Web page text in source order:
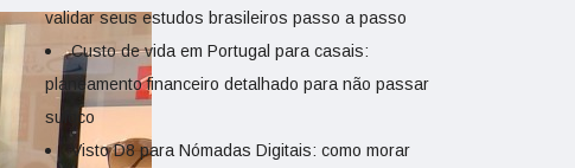
validar seus estudos brasileiros passo a passo
Custo de vida em Portugal para casais:
planeamento financeiro detalhado para não passar
sufoco
Visto D8 para Nómadas Digitais: como morar